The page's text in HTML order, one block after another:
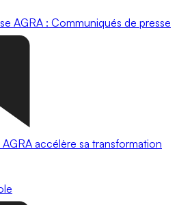
AGRA : Communiqués de presse
accélère sa transformation